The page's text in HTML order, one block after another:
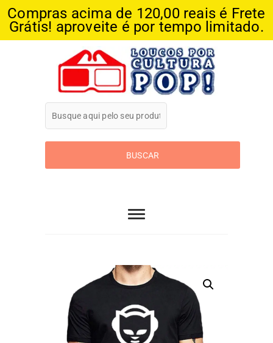
Compras acima de 120,00 reais é Frete
Grátis! aproveite é por tempo limitado.
Loucos Por
Cultura Pop